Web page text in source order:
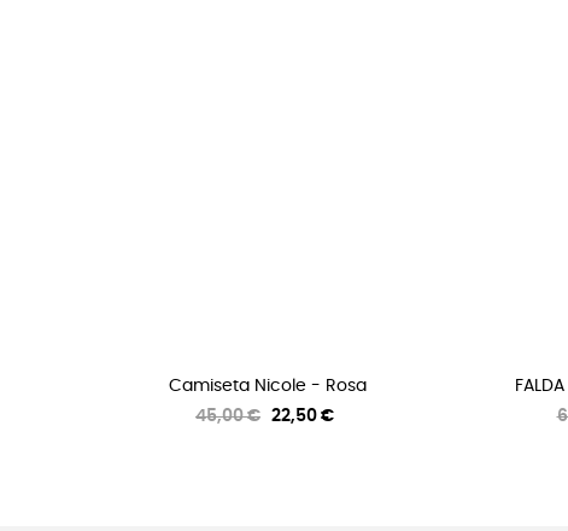
Camiseta Nicole - Rosa
Precio
45,00 € Precio
22,50 €